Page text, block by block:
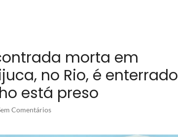
morta em
no Rio, é enterrado
está preso
Comentários